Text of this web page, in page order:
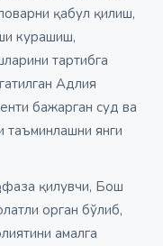
қабул қилиш,
курашиш,
тартибга
Адлия
бажарган суд ва
янги
қилувчи, Бош
орган бўлиб,
амалга